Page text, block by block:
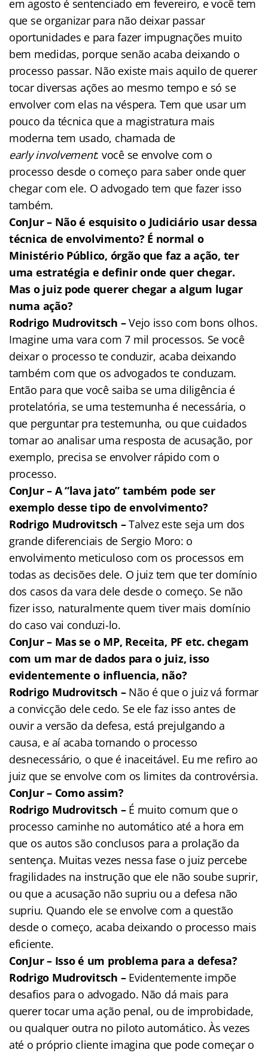
em agosto é sentenciado em fevereiro, e você tem
que se organizar para não deixar passar
oportunidades e para fazer impugnações muito
bem medidas, porque senão acaba deixando o
processo passar. Não existe mais aquilo de querer
tocar diversas ações ao mesmo tempo e só se
envolver com elas na véspera. Tem que usar um
pouco da técnica que a magistratura mais
moderna tem usado, chamada de
early involvement: você se envolve com o
processo desde o começo para saber onde quer
chegar com ele. O advogado tem que fazer isso
também.
ConJur – Não é esquisito o Judiciário usar dessa
técnica de envolvimento? É normal o
Ministério Público, órgão que faz a ação, ter
uma estratégia e definir onde quer chegar.
Mas o juiz pode querer chegar a algum lugar
numa ação?
Rodrigo Mudrovitsch –Vejo isso com bons olhos.
Imagine uma vara com 7 mil processos. Se você
deixar o processo te conduzir, acaba deixando
também com que os advogados te conduzam.
Então para que você saiba se uma diligência é
protelatória, se uma testemunha é necessária, o
que perguntar pra testemunha, ou que cuidados
tomar ao analisar uma resposta de acusação, por
exemplo, precisa se envolver rápido com o
processo.
ConJur – A “lava jato” também pode ser
exemplo desse tipo de envolvimento?
Rodrigo Mudrovitsch –Talvez este seja um dos
grande diferenciais de Sergio Moro: o
envolvimento meticuloso com os processos em
todas as decisões dele. O juiz tem que ter domínio
dos casos da vara dele desde o começo. Se não
fizer isso, naturalmente quem tiver mais domínio
do caso vai conduzi-lo.
ConJur – Mas se o MP, Receita, PF etc. chegam
com um mar de dados para o juiz, isso
evidentemente o influencia, não?
Rodrigo Mudrovitsch –Não é que o juiz vá formar
a convicção dele cedo. Se ele faz isso antes de
ouvir a versão da defesa, está prejulgando a
causa, e aí acaba tornando o processo
desnecessário, o que é inaceitável. Eu me refiro ao
juiz que se envolve com os limites da controvérsia.
ConJur – Como assim?
Rodrigo Mudrovitsch –É muito comum que o
processo caminhe no automático até a hora em
que os autos são conclusos para a prolação da
sentença. Muitas vezes nessa fase o juiz percebe
fragilidades na instrução que ele não soube suprir,
ou que a acusação não supriu ou a defesa não
supriu. Quando ele se envolve com a questão
desde o começo, acaba deixando o processo mais
eficiente.
ConJur – Isso é um problema para a defesa?
Rodrigo Mudrovitsch –Evidentemente impõe
desafios para o advogado. Não dá mais para
querer tocar uma ação penal, ou de improbidade,
ou qualquer outra no piloto automático. Às vezes
até o próprio cliente imagina que pode começar o